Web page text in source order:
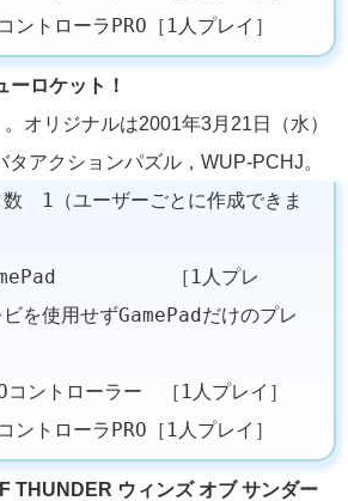
ントローラPRO［1人プレイ］
ーロケット！
オリジナルは2001年3月21日（水）
アクションパズル，WUP-PCHJ。
数 1（ユーザーごとに作成できま
［1人プレ
使用せずGamePadだけのプレ
ントローラー ［1人プレイ］
ントローラPRO［1人プレイ］
THUNDER ウィンズ オブ サンダー